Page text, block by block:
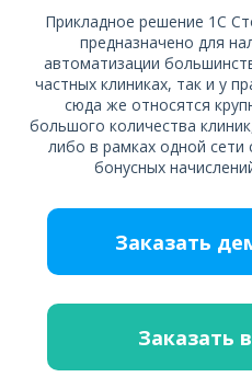
Прикладное решение 1С
предназначено для
автоматизации
частных клиниках, так и у
сюда же относятся
большого количества
либо в рамках одной сети
бонусных
Заказать
Заказать